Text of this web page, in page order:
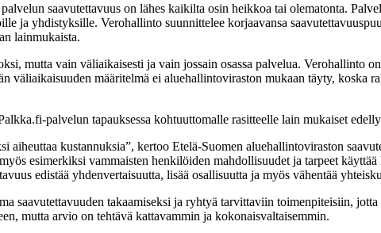
saavutettavuus on lähes kaikilta osin heikkoa tai olematonta.
ja yhdistyksille. Verohallinto suunnittelee korjaavansa
lainmukaista.
mutta vain väliaikaisesti ja vain jossain osassa palvelua. Verohallinto
väliaikaisuuden määritelmä ei aluehallintoviraston mukaan täyty, koska
palvelun tapauksessa kohtuuttomalle rasitteelle lain mukaiset
aiheuttaa kustannuksia”, kertoo Etelä-Suomen aluehallintoviraston
esimerkiksi vammaisten henkilöiden mahdollisuudet ja tarpeet
edistää yhdenvertaisuutta, lisää osallisuutta ja myös vähentää
saavutettavuuden takaamiseksi ja ryhtyä tarvittaviin toimenpiteisiin,
mutta arvio on tehtävä kattavammin ja kokonaisvaltaisemmin.